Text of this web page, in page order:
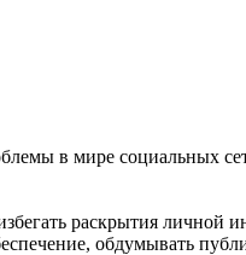
в мире социальных
раскрытия личной
обдумывать